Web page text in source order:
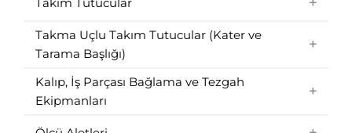
Takma Uçlu Takım Tutucular (Kater ve
Tarama Başlığı)
Kalıp, İş Parçası Bağlama ve Tezgah
Ekipmanları